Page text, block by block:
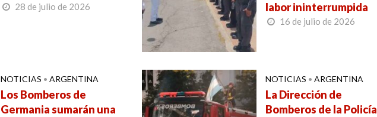
28 de julio de 2026
labor ininterrumpida
16 de julio de 2026
NOTICIAS • ARGENTINA
Los Bomberos de
Germania sumarán una
NOTICIAS • ARGENTINA
La Dirección de
Bomberos de la Policía